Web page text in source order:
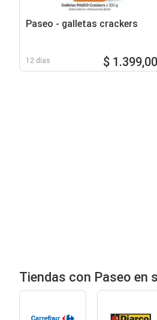
Paseo - galletas crackers
12 días $ 1.399,00
Tiendas con Paseo en